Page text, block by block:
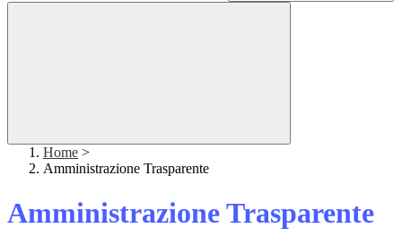
Home >
Amministrazione Trasparente
Amministrazione Trasparente